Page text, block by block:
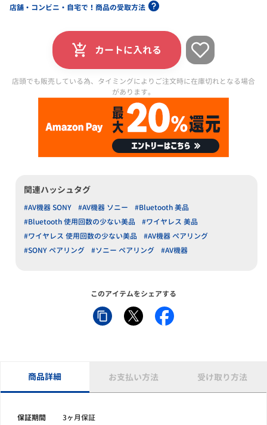
店舗・コンビニ・自宅で！商品の受取方法
カートに入れる
店頭でも販売している為、タイミングによりご注文時に在庫切れとなる場合
があります。
関連ハッシュタグ
#AV機器 SONY #AV機器 ソニー
#Bluetooth 美品
#Bluetooth 使用回数の少ない美品
#ワイヤレス 美品
#ワイヤレス 使用回数の少ない美品
#AV機器 ペアリング
#SONY ペアリング
#ソニー ペアリング #AV機器
このアイテムをシェアする
商品詳細 お支払い方法 受け取り方法
保証期間 3ヶ月保証